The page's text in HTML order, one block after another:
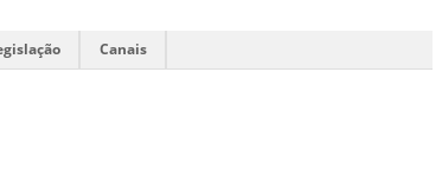
Canais